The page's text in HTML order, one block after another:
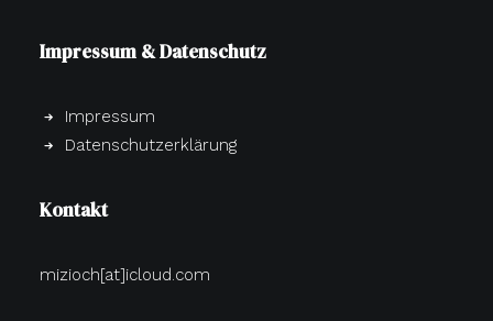
Impressum & Datenschutz
Impressum
Datenschutzerklärung
Kontakt
mizioch[at]icloud.com